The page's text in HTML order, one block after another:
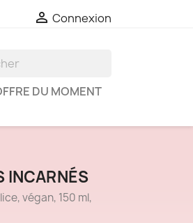
 Connexion
DU MOMENT
INCARNÉS
végan, 150 ml,